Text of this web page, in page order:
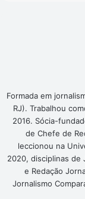
Formada em
RJ). Trabalhou
2016. Sócia-
de Chefe de
leccionou na
2020, disciplinas de
e Redação
Jornalismo